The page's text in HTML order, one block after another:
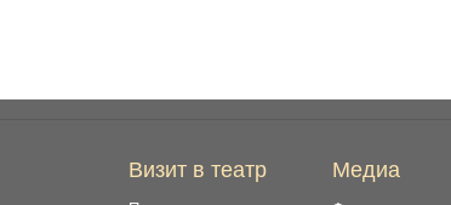
Визит в театр Медиа